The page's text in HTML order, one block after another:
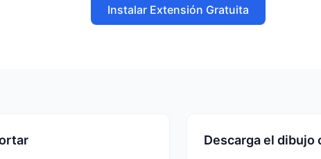
Instalar Extensión Gratuita
Descarga el dibujo